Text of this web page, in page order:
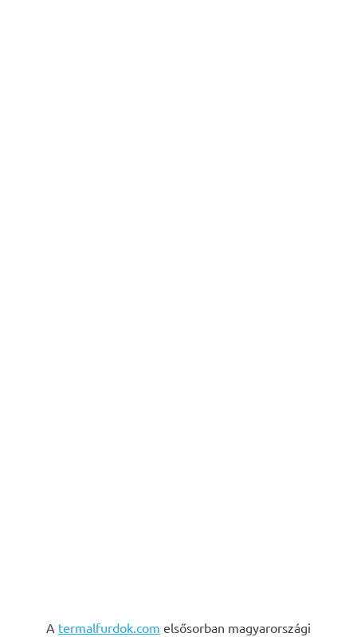
A termalfurdok.com elsősorban magyarországi